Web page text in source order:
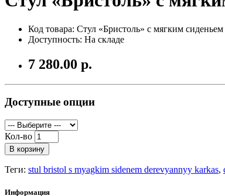
Код товара: Стул «Бристоль» с мягким
Доступность: На складе
7 280.00 р.
Доступные опции
Кол-во
В корзину
Теги: stul bristol s myagkim sidenem derevyannyy karkas,
Информация